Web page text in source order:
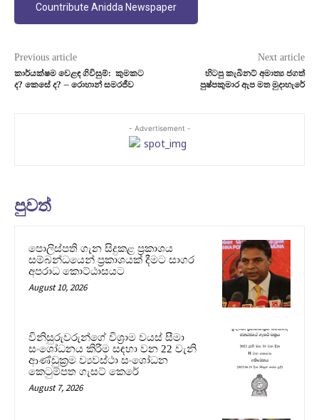
Countribute Anidda Newspaper
Previous article
කාර්යක්ෂම වෙළඳ ගිවිසුම්: කුමකට
ද? කෙසේ ද? – රොහාන් සමරජීව
Next article
හිටපු කැබිනට් අමාත්‍ය ජගත්
පුෂ්පකුමාර ඇප මත මුදාහැරේ
- Advertisement -
පුවත්
පොලිස්පති ගැන සිදුකළ ප්‍රකාශය
සම්බන්ධයෙන් ප්‍රකාශයක් දීමට සාගර
අපරාධ කොට්ඨාසයට
August 10, 2026
විනිසුරුවරුන්ගේ විශ්‍රාම වයස් සීමා
සංශෝධනය කිරීම සඳහා වන 22 වැනි
ආණ්ඩුක්‍රම ව්‍යවස්ථා සංශෝධන
කෙටුම්පත ගැසට් කෙරේ
August 7, 2026